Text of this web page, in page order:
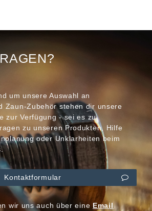
um unsere Auswahl an
Zaun-Zubehör stehen dir unsere
zur Verfügung - sei es zu
zu unseren Produkten, Hilfe
oder Unklarheiten beim
Kontaktformular
wir uns auch über eineEmail